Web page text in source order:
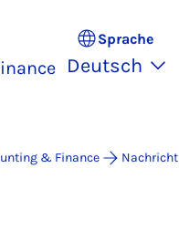
Sprache
Deutsch
& Finance Nachricht